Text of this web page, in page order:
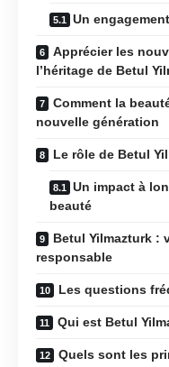
Un
Apprécier les
l’héritage de Betul
Comment la
nouvelle génération
Le rôle de Betul
Un impact à
beauté
Betul Yilmazturk :
responsable
Les questions
Qui est Betul
Quels sont les